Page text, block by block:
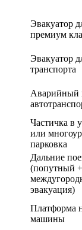
Эвакуатор
премиум
Эвакуатор
транспорта
Аварийный
Частичка в
или
парковка
Дальние
(попутный +
эвакуация)
Платформа
машины